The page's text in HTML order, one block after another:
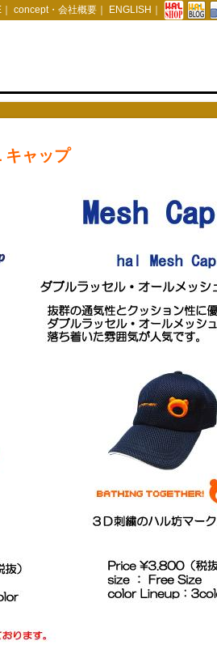
｜ concept・会社概要 ｜ ENGLISH ｜
キャップ